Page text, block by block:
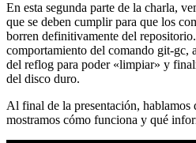
En esta segunda parte de la charla,
que se deben cumplir para que los
borren definitivamente del
comportamiento del comando git-gc,
del reflog para poder «limpiar» y
del disco duro.
Al final de la presentación,
mostramos cómo funciona y qué